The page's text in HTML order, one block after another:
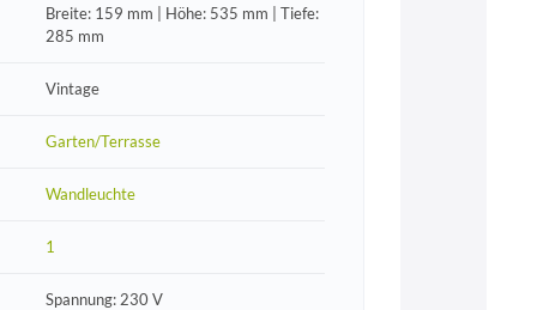
Breite: 159 mm | Höhe: 535 mm | Tiefe:
285 mm
Vintage
Garten/Terrasse
Wandleuchte
1
Spannung: 230 V